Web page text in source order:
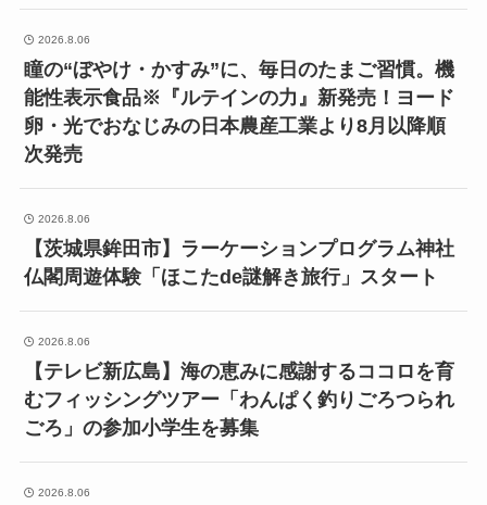
2026.8.06
瞳の“ぼやけ・かすみ”に、毎日のたまご習慣。機
能性表示食品※『ルテインの力』新発売！ヨード
卵・光でおなじみの日本農産工業より8月以降順
次発売
2026.8.06
【茨城県鉾田市】ラーケーションプログラム神社
仏閣周遊体験「ほこたde謎解き旅行」スタート
2026.8.06
【テレビ新広島】海の恵みに感謝するココロを育
むフィッシングツアー「わんぱく釣りごろつられ
ごろ」の参加小学生を募集
2026.8.06